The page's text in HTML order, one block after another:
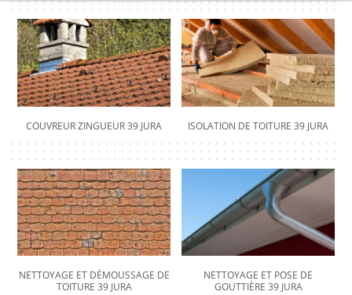
COUVREUR ZINGUEUR 39 JURA ISOLATION DE TOITURE 39 JURA
NETTOYAGE ET DÉMOUSSAGE DE
TOITURE 39 JURA
NETTOYAGE ET POSE DE
GOUTTIÈRE 39 JURA